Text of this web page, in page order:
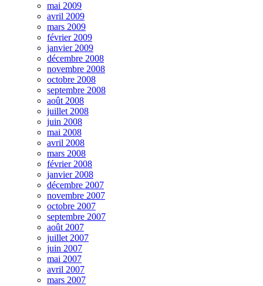
mai 2009
avril 2009
mars 2009
février 2009
janvier 2009
décembre 2008
novembre 2008
octobre 2008
septembre 2008
août 2008
juillet 2008
juin 2008
mai 2008
avril 2008
mars 2008
février 2008
janvier 2008
décembre 2007
novembre 2007
octobre 2007
septembre 2007
août 2007
juillet 2007
juin 2007
mai 2007
avril 2007
mars 2007